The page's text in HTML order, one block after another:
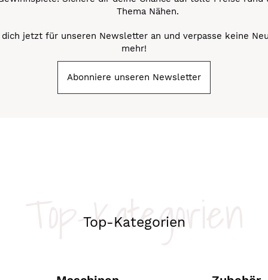
Thema Nähen.
dich jetzt für unseren Newsletter an und verpasse keine
mehr!
Abonniere unseren Newsletter
Top-Kategorien
Top-Kategorien